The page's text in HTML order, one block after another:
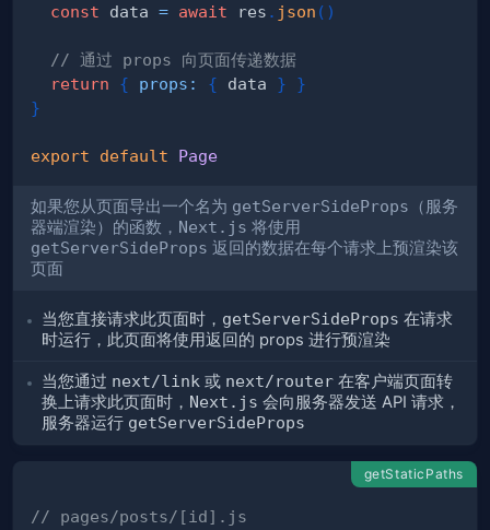
const data = await res . json ( )
// 通过 props 向页面传递数据
return
{ props : { data }
}
}
export default Page
如果您从页面导出一个名为 getServerSideProps （服务
器端渲染）的函数， Next.js 将使用
getServerSideProps 返回的数据在每个请求上预渲染该
页面
当您直接请求此页面时， getServerSideProps 在请求
时运行，此页面将使用返回的 props 进行预渲染
当您通过 next/link 或 next/router 在客户端页面转
换上请求此页面时， Next.js 会向服务器发送 API 请求，
服务器运行 getServerSideProps
getStaticPaths
// pages/posts/[id].js